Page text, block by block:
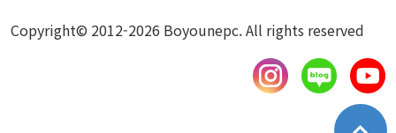
Copyright© 2012-2026 Boyounepc. All rights reserved